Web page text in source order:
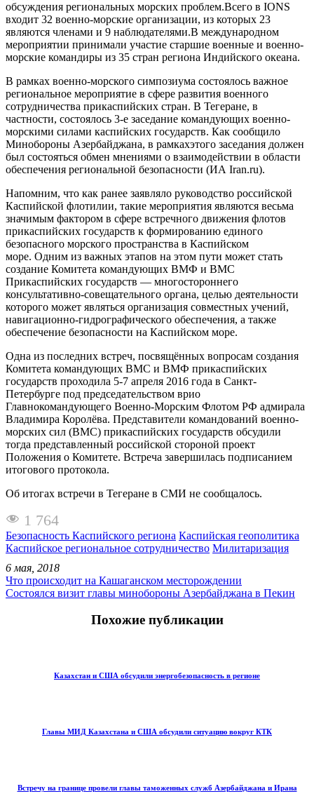
обсуждения региональных морских проблем.Всего в IONS
входит 32 военно-морские организации, из которых 23
являются членами и 9 наблюдателями.В международном
мероприятии принимали участие старшие военные и военно-
морские командиры из 35 стран региона Индийского океана.
В рамках военно-морского симпозиума состоялось важное
региональное мероприятие в сфере развития военного
сотрудничества прикаспийских стран. В Тегеране, в
частности, состоялось 3-е заседание командующих военно-
морскими силами каспийских государств. Как сообщило
Минобороны Азербайджана, в рамкахэтого заседания должен
был состояться обмен мнениями о взаимодействии в области
обеспечения региональной безопасности (ИА Iran.ru).
Напомним, что как ранее заявляло руководство российской
Каспийской флотилии, такие мероприятия являются весьма
значимым фактором в сфере встречного движения флотов
прикаспийских государств к формированию единого
безопасного морского пространства в Каспийском
море. Одним из важных этапов на этом пути может стать
создание Комитета командующих ВМФ и ВМС
Прикаспийских государств — многостороннего
консультативно-совещательного органа, целью деятельности
которого может являться организация совместных учений,
навигационно-гидрографического обеспечения, а также
обеспечение безопасности на Каспийском море.
Одна из последних встреч, посвящённых вопросам создания
Комитета командующих ВМС и ВМФ прикаспийских
государств проходила 5-7 апреля 2016 года в Санкт-
Петербурге под председательством врио
Главнокомандующего Военно-Морским Флотом РФ адмирала
Владимира Королёва. Представители командований военно-
морских сил (ВМС) прикаспийских государств обсудили
тогда представленный российской стороной проект
Положения о Комитете. Встреча завершилась подписанием
итогового протокола.
Об итогах встречи в Тегеране в СМИ не сообщалось.
1 764
Безопасность Каспийского региона Каспийская геополитика
Каспийское региональное сотрудничество Милитаризация
6 мая, 2018
Что происходит на Кашаганском месторождении
Состоялся визит главы минобороны Азербайджана в Пекин
Похожие публикации
Казахстан и США обсудили энергобезопасность в регионе
Главы МИД Казахстана и США обсудили ситуацию вокруг КТК
Встречу на границе провели главы таможенных служб Азербайджана и Ирана